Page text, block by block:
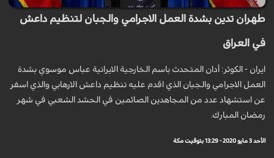
طهران تدين بشدة العمل الاجرامي والجبان لتنظيم داعش
في العراق
ايران - الكوثر: أدان المتحدث باسم الخارجية الايرانية عباس موسوي بشدة
العمل الاجرامي والجبان الذي اقدم عليه تنظيم داعش الارهابي والذي اسفر
عن استشهاد عدد من المجاهدين الصائمين في الحشد الشعبي في شهر
رمضان المبارك.
الأحد 3 مايو 2020 - 13:29 بتوقيت مكة